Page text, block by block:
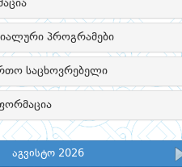
პროგრამები
საცხოვრებელი
აგვისტო 2026